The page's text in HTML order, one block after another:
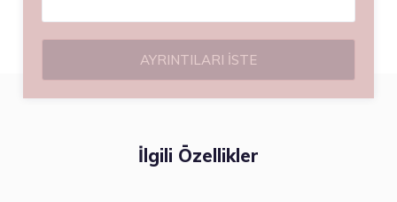
AYRINTILARI İSTE
İlgili Özellikler